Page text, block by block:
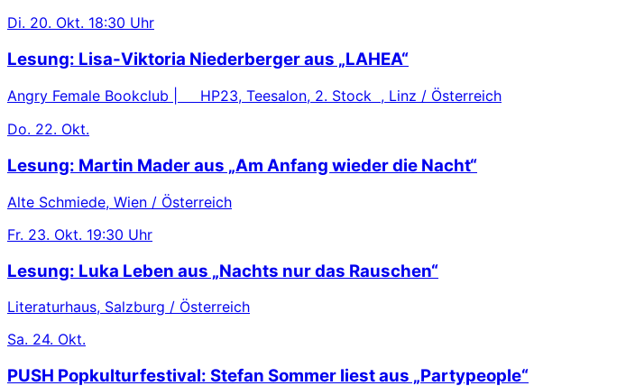
Di. 20. Okt. 18:30 Uhr
Lesung: Lisa-Viktoria Niederberger aus „LAHEA“
Angry Female Bookclub | HP23, Teesalon, 2. Stock , Linz / Österreich
Do. 22. Okt.
Lesung: Martin Mader aus „Am Anfang wieder die Nacht“
Alte Schmiede, Wien / Österreich
Fr. 23. Okt. 19:30 Uhr
Lesung: Luka Leben aus „Nachts nur das Rauschen“
Literaturhaus, Salzburg / Österreich
Sa. 24. Okt.
PUSH Popkulturfestival: Stefan Sommer liest aus „Partypeople“